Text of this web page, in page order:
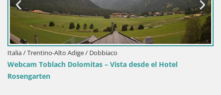
Alto Adige / Dobbiaco
Toblach Dolomitas – Vista desde el Hotel